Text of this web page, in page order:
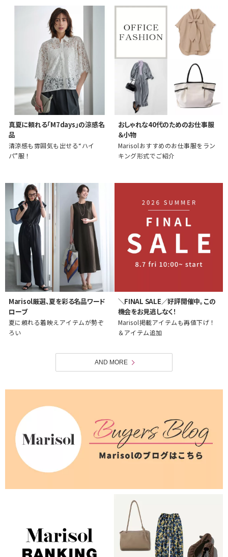
真夏に頼れる「M7days」の涼感名
品
清涼感も雰囲気も出せる“ハイ
パ”服！
おしゃれな40代のためのお仕事服
＆小物
Marisolおすすめのお仕事服をラン
キング形式でご紹介
Marisol厳選、夏を彩る名品ワード
ローブ
夏に頼れる着映えアイテムが勢ぞ
ろい
＼FINAL SALE／好評開催中。この
機会をお見逃しなく！
Marisol掲載アイテムも再値下げ！
＆アイテム追加
AND MORE